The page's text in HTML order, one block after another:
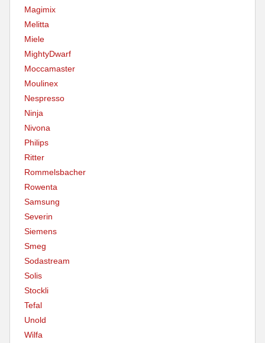
Magimix
Melitta
Miele
MightyDwarf
Moccamaster
Moulinex
Nespresso
Ninja
Nivona
Philips
Ritter
Rommelsbacher
Rowenta
Samsung
Severin
Siemens
Smeg
Sodastream
Solis
Stockli
Tefal
Unold
Wilfa